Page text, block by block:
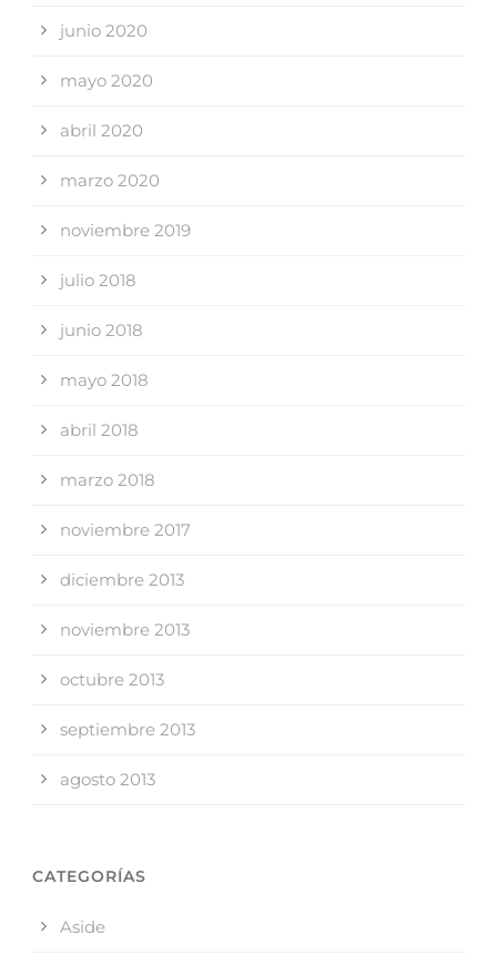
junio 2020
mayo 2020
abril 2020
marzo 2020
noviembre 2019
julio 2018
junio 2018
mayo 2018
abril 2018
marzo 2018
noviembre 2017
diciembre 2013
noviembre 2013
octubre 2013
septiembre 2013
agosto 2013
CATEGORÍAS
Aside